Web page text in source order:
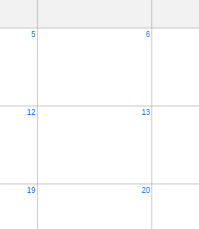
5 6
12 13
19 20